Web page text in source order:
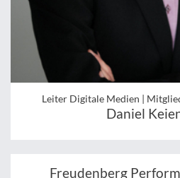
Leiter Digitale Medien |
Daniel
Freudenberg